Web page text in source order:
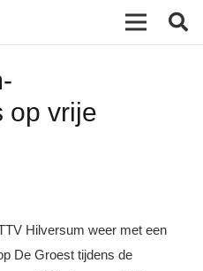
op vrije
Hilversum weer met een
De Groest tijdens de